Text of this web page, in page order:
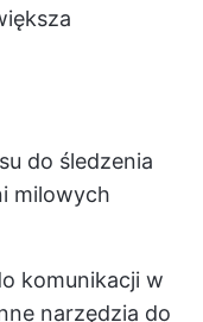
do śledzenia
milowych
komunikacji w
narzędzia do